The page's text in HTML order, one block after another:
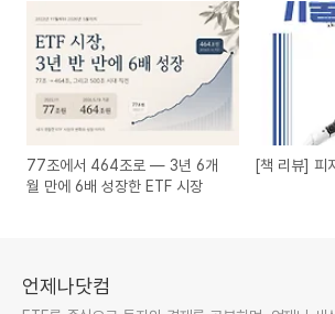
77조에서 464조로 — 3년 6개
월 만에 6배 성장한 ETF 시장
[책 리뷰] 피
언제나닷컴